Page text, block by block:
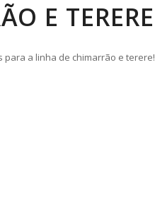
E TERERE
para a linha de chimarrão e terere!